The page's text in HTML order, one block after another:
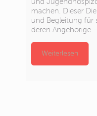
und
machen. Dieser
und Begleitung für
deren Angehörige
Weiterlesen